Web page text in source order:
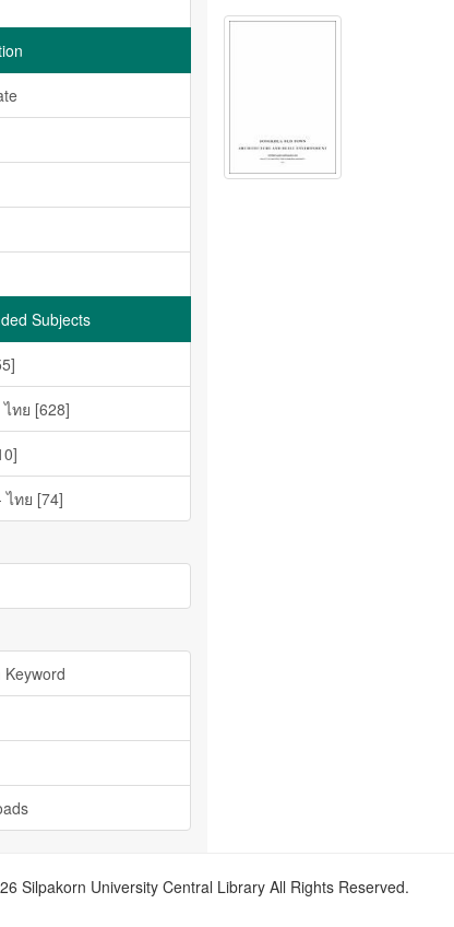
Subjects
ทย [628]
ทย [74]
Keyword
Silpakorn University Central Library All Rights Reserved.